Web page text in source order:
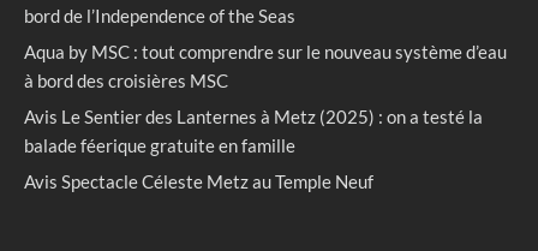
bord de l’Independence of the Seas
Aqua by MSC : tout comprendre sur le nouveau système d’eau
à bord des croisières MSC
Avis Le Sentier des Lanternes à Metz (2025) : on a testé la
balade féerique gratuite en famille
Avis Spectacle Céleste Metz au Temple Neuf